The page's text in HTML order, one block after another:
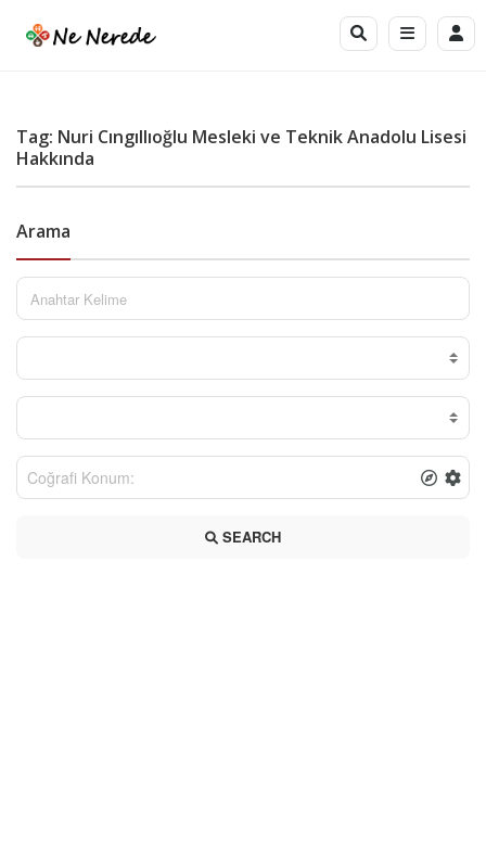
Tag: Nuri Cıngıllıoğlu Mesleki ve Teknik Anadolu Lisesi
Hakkında
Arama
SEARCH